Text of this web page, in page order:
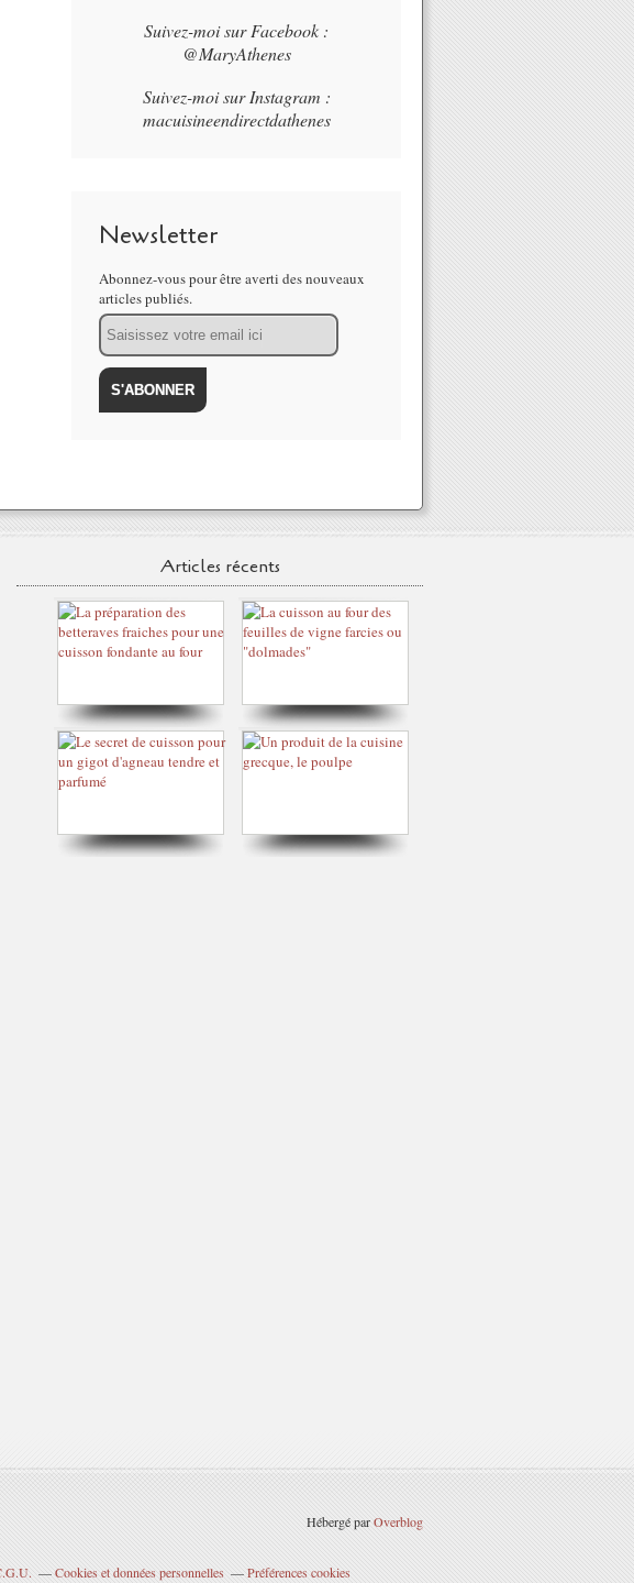
Suivez-moi sur Facebook :
@MaryAthenes
Suivez-moi sur Instagram :
macuisineendirectdathenes
Newsletter
Abonnez-vous pour être averti des nouveaux
articles publiés.
Email
Articles récents
Hébergé parOverblog
Cookies et données personnelles Préférences cookies